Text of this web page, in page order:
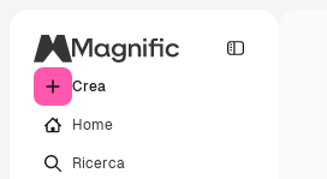
Crea
Home
Ricerca